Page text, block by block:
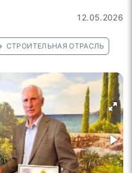
12.05.2026
СТРОИТЕЛЬНАЯ ОТРАСЛЬ